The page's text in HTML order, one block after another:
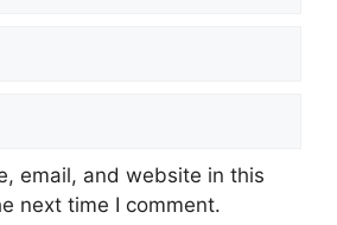
email, and website in this
next time I comment.